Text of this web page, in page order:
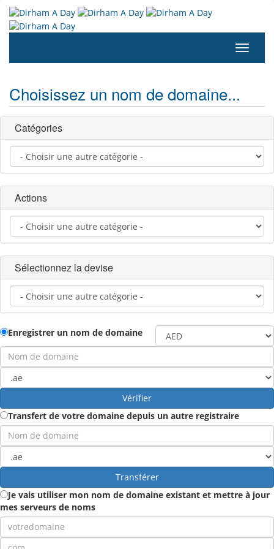
la
Choisissez un nom de domaine...
Catégories
Actions
Sélectionnez la devise
Enregistrer un nom de domaine
Vérifier
Transfert de votre domaine depuis un autre registraire
Transférer
Je vais utiliser mon nom de domaine existant et mettre à jour
mes serveurs de noms